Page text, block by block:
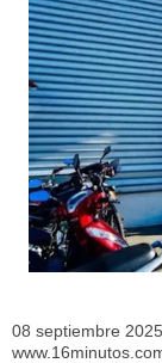
08 septiembre 2025